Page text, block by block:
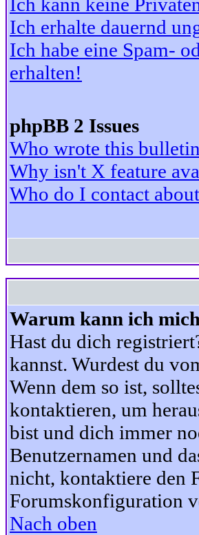
Ich erhalte dauernd
Ich habe eine Spam-
erhalten!
phpBB 2 Issues
Who wrote this
Why isn't X feature
Who do I contact
Warum kann ich
Hast du dich
kannst. Wurdest du
Wenn dem so ist,
kontaktieren, um
bist und dich immer
Benutzernamen und
nicht, kontaktiere den
Forumskonfiguration
Nach oben